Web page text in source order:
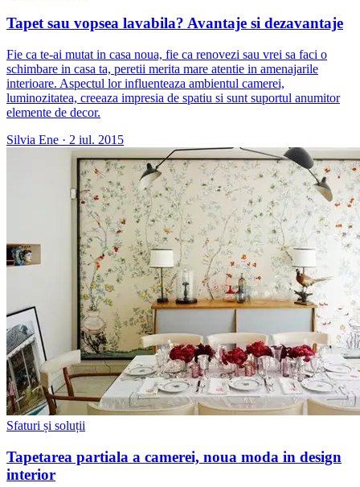
Tapet sau vopsea lavabila? Avantaje si dezavantaje
Fie ca te-ai mutat in casa noua, fie ca renovezi sau vrei sa faci o
schimbare in casa ta, peretii merita mare atentie in amenajarile
interioare. Aspectul lor influenteaza ambientul camerei,
luminozitatea, creeaza impresia de spatiu si sunt suportul anumitor
elemente de decor.
Silvia Ene · 2 iul. 2015
Sfaturi și soluții
Tapetarea partiala a camerei, noua moda in design
interior